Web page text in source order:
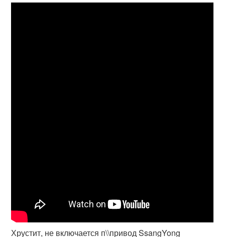
Хрустит, не включается п\\привод SsangYong